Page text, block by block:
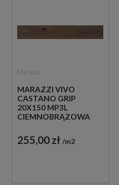
MARAZZI VIVO
CASTANO GRIP
20X150 MP3L
CIEMNOBRĄZOWA
ANTYPOŚLIZGOWA
IMITUJĄCA DREWNO
255,00 zł m2